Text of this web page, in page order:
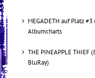
MEGADETH auf Platz
Albumcharts
THE PINEAPPLE THIEF
BluRay)